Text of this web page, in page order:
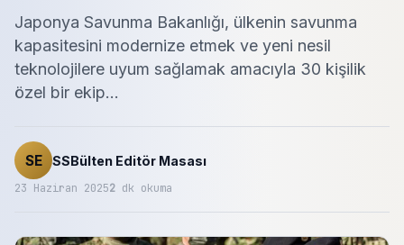
Japonya Savunma Bakanlığı, ülkenin savunma
kapasitesini modernize etmek ve yeni nesil
teknolojilere uyum sağlamak amacıyla 30 kişilik
özel bir ekip…
SE SSBülten Editör Masası
23 Haziran 20252 dk okuma